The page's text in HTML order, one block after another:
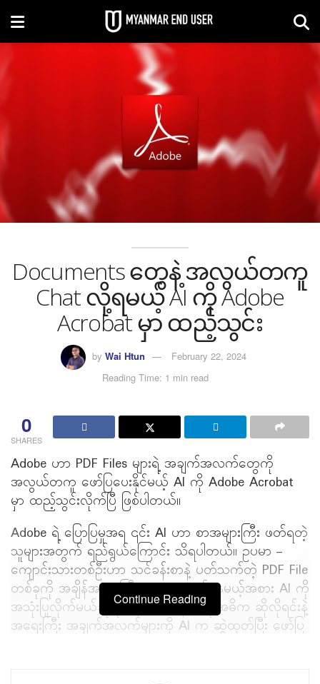
Documents တွေနဲ့ အလွယ်တကူ
Chat လို့ရမယ့် AI ကို Adobe
Acrobat မှာ ထည့်သွင်း
by Wai Htun
February 22, 2024
Reading Time: 1 min read
0
SHARES
Adobe ဟာ PDF Files များရဲ့ အချက်အလက်တွေကို
အလွယ်တကူ ဖော်ပြပေးနိုင်မယ့် AI ကို Adobe Acrobat
မှာ ထည့်သွင်းလိုက်ပြီ ဖြစ်ပါတယ်။
Adobe ရဲ့ ပြောပြမှုအရ ၎င်း AI ဟာ စာအများကြီး ဖတ်ရတဲ့
သူများအတွက် ရည်ရွယ်ကြောင်း သိရပါတယ်။ ဥပမာ –
ကျောင်းသားတစ်ဦးဟာ သင်ခန်းစာနဲ့ ပတ်သက်တဲ့ PDF File
တစ်ခုကို အချိန်အများကြီး ပေးကာ ဖတ်နေမယ့်အစား AI ကို
အသုံးပြုလိုက်မယ်ဆိုရင် ၎င်းသင်ခန်းစာရဲ့ အဓိက ဆိုလိုရင်းနဲ့
အရေးကြီး အချက်အလက်များကို AI က ဆွဲထုတ်ပြီး ဖော်ပြ
Continue Reading